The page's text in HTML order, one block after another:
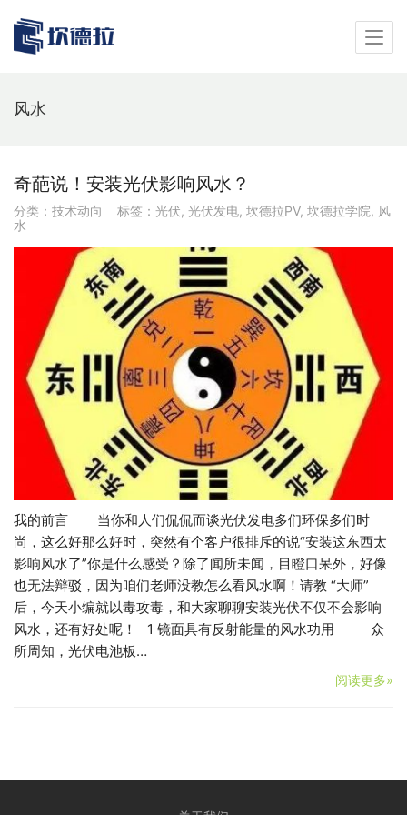
风水
奇葩说！安装光伏影响风水？
分类： 技术动向 标签： 光伏, 光伏发电, 坎德拉PV, 坎德拉学院, 风
水
我的前言 当你和人们侃侃而谈光伏发电多们环保多们时
尚，这么好那么好时，突然有个客户很排斥的说“安装这东西太
影响风水了”你是什么感受？除了闻所未闻，目瞪口呆外，好像
也无法辩驳，因为咱们老师没教怎么看风水啊！请教 “大师”
后，今天小编就以毒攻毒，和大家聊聊安装光伏不仅不会影响
风水，还有好处呢！ 1 镜面具有反射能量的风水功用 众
所周知，光伏电池板…
阅读更多»